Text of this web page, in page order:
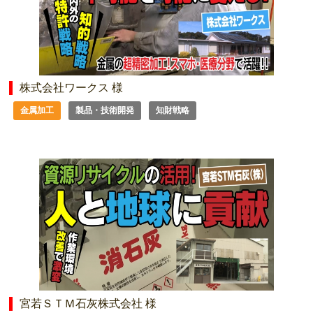
株式会社ワークス 様
金属加工 製品・技術開発 知財戦略
宮若ＳＴＭ石灰株式会社 様